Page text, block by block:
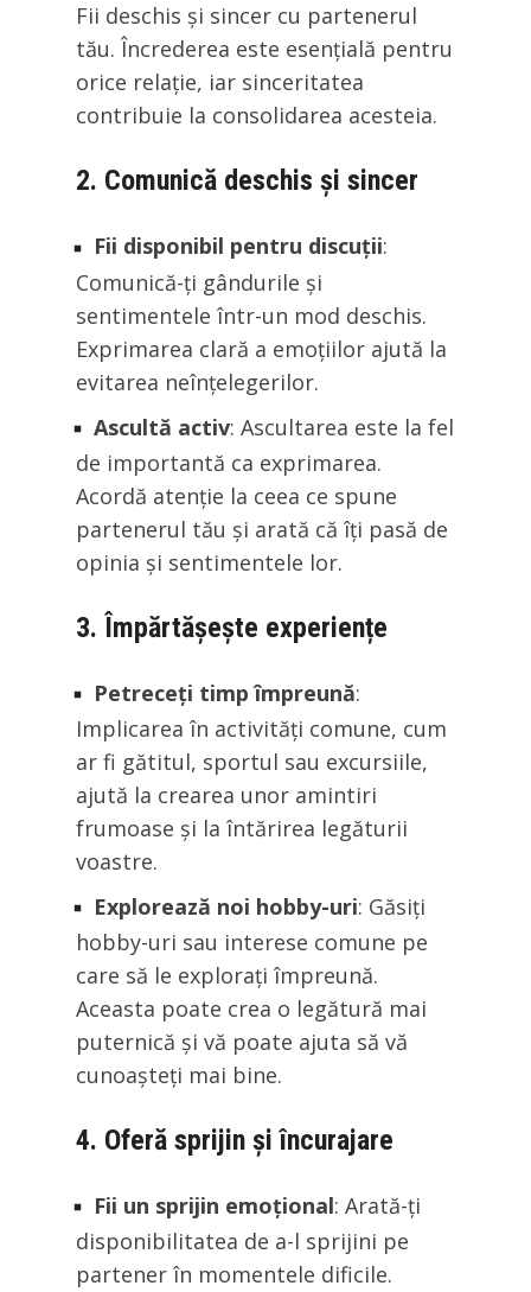
Fii deschis și sincer cu partenerul
tău. Încrederea este esențială pentru
orice relație, iar sinceritatea
contribuie la consolidarea acesteia.
2. Comunică deschis și sincer
Fii disponibil pentru discuții:
Comunică-ți gândurile și
sentimentele într-un mod deschis.
Exprimarea clară a emoțiilor ajută la
evitarea neînțelegerilor.
Ascultă activ: Ascultarea este la fel
de importantă ca exprimarea.
Acordă atenție la ceea ce spune
partenerul tău și arată că îți pasă de
opinia și sentimentele lor.
3. Împărtășește experiențe
Petreceți timp împreună:
Implicarea în activități comune, cum
ar fi gătitul, sportul sau excursiile,
ajută la crearea unor amintiri
frumoase și la întărirea legăturii
voastre.
Explorează noi hobby-uri: Găsiți
hobby-uri sau interese comune pe
care să le explorați împreună.
Aceasta poate crea o legătură mai
puternică și vă poate ajuta să vă
cunoașteți mai bine.
4. Oferă sprijin și încurajare
Fii un sprijin emoțional: Arată-ți
disponibilitatea de a-l sprijini pe
partener în momentele dificile.